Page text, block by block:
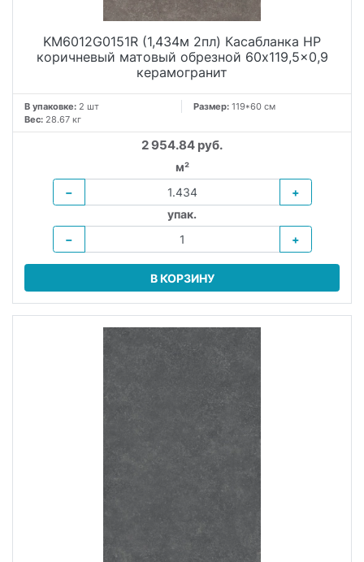
KM6012G0151R (1,434м 2пл) Касабланка HP
коричневый матовый обрезной 60x119,5x0,9
керамогранит
В упаковке: 2 шт Размер: 119*60 см
Вес: 28.67 кг
2 954.84 руб.
м²
−
+
упак.
−
+
В КОРЗИНУ